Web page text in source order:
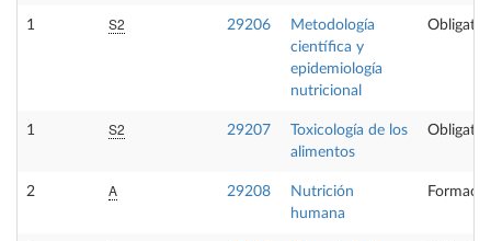
1 S2 29206
Metodología
científica y
epidemiología
nutricional
1 S2 29207
Toxicología de los
alimentos
2 A 29208
Nutrición
humana